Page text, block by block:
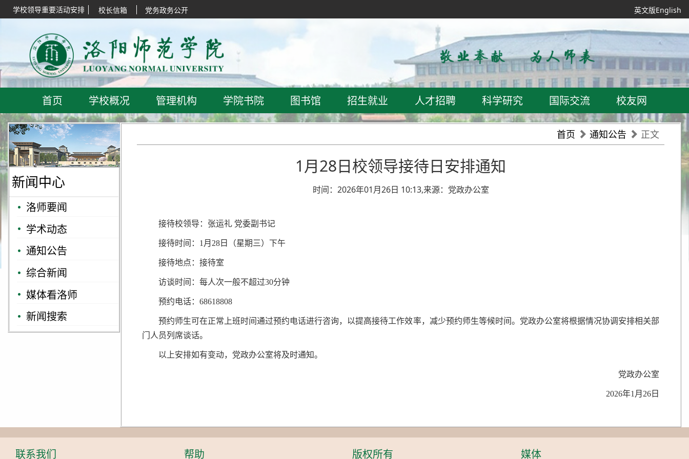
学校领导重要活动安排 校长信箱 党务政务公开 英文版English
首页 学校概况 管理机构 学院书院 图书馆 招生就业 人才招聘 科学研究 国际交流 校友网
新闻中心
洛师要闻
学术动态
通知公告
综合新闻
媒体看洛师
新闻搜索
首页 通知公告 正文
1月28日校领导接待日安排通知
时间：2026年01月26日 10:13,来源：党政办公室
接待校领导：张运礼 党委副书记
接待时间：1月28日（星期三）下午
接待地点：接待室
访谈时间：每人次一般不超过30分钟
预约电话：68618808
预约师生可在正常上班时间通过预约电话进行咨询，以提高接待工作效率，减少预约师生等候时间。党政办公室将根据情况协调安排相关部
门人员列席谈话。
以上安排如有变动，党政办公室将及时通知。
党政办公室
2026年1月26日
联系我们 帮助 版权所有 媒体